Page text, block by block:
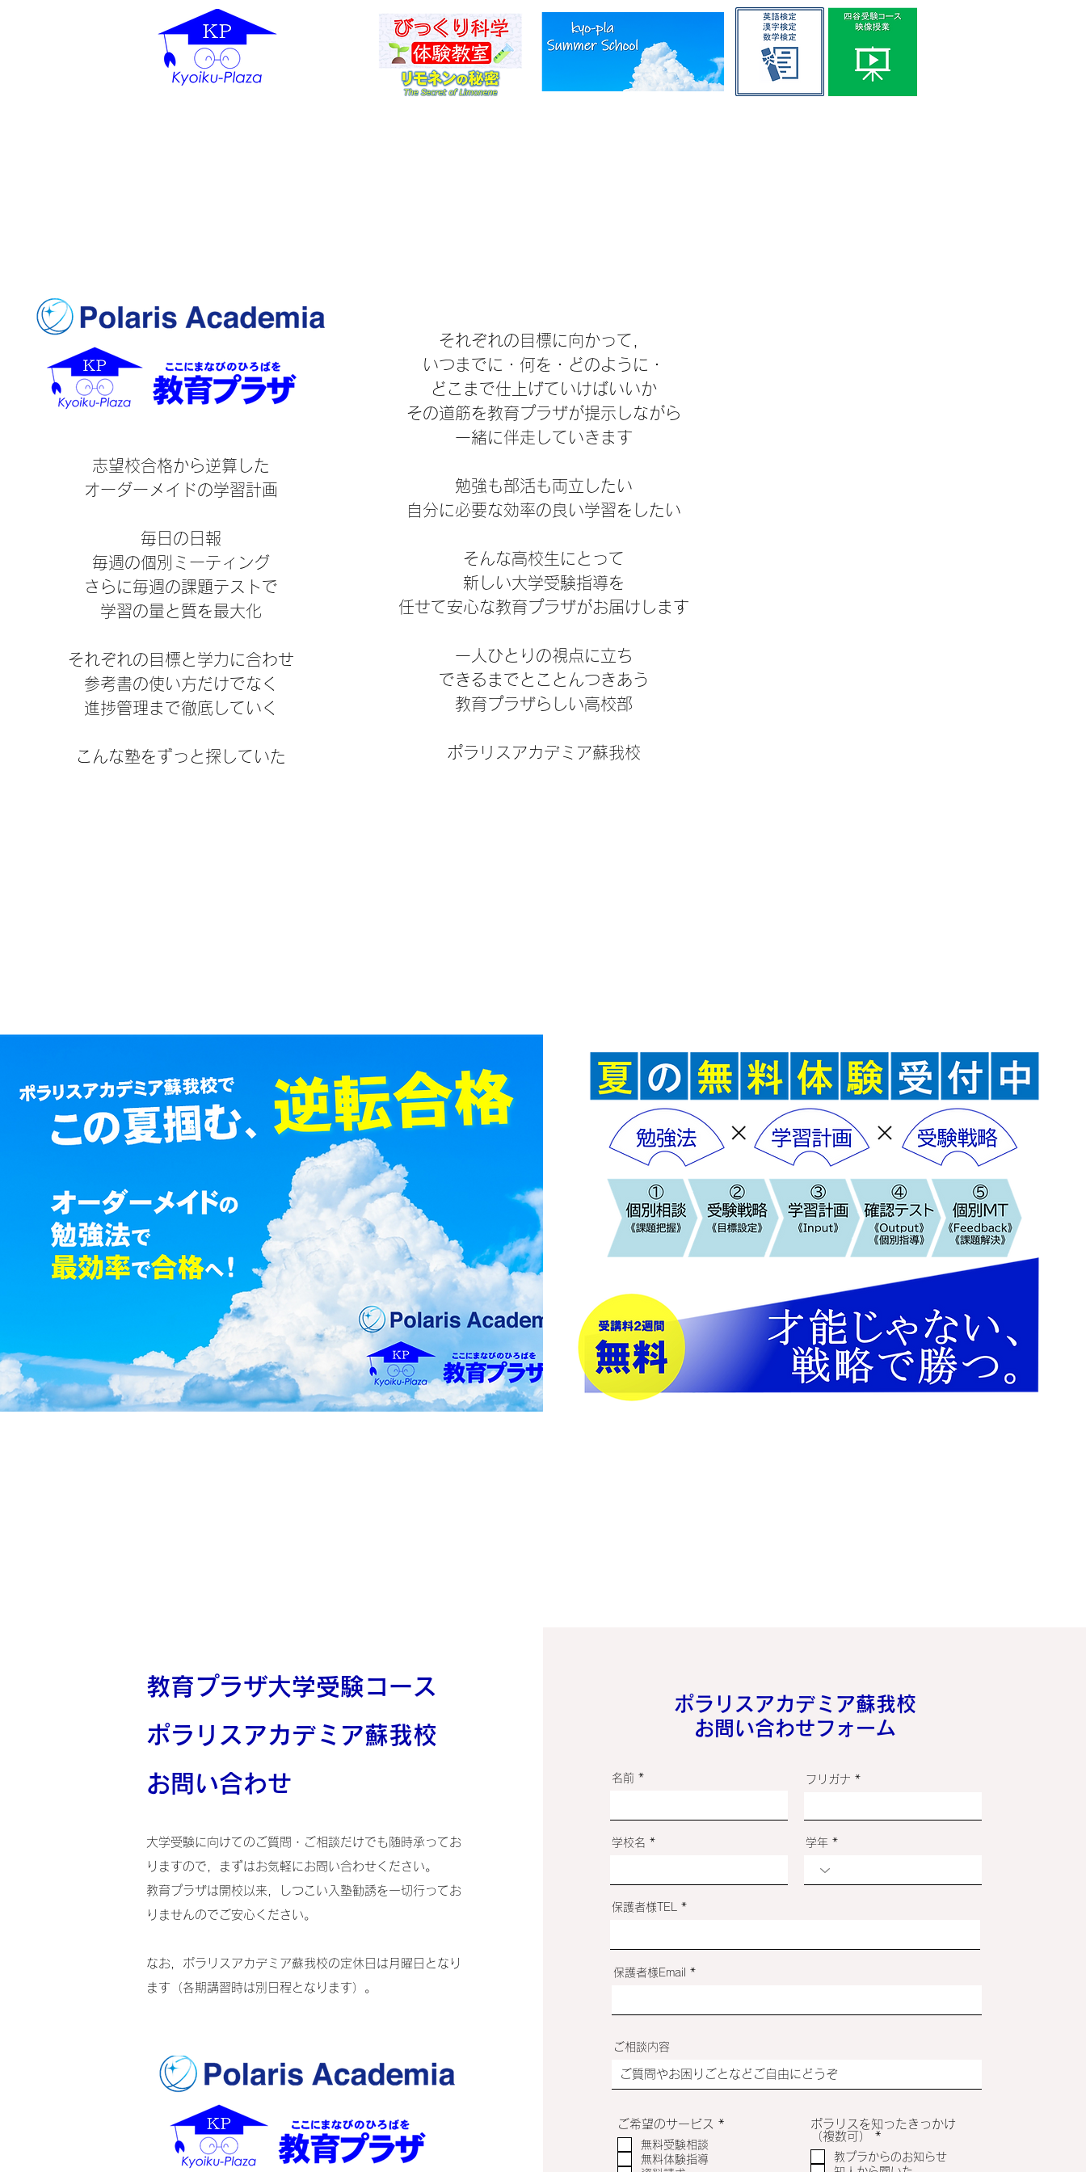
​志望校合格から逆算した
オーダーメイドの学習計画
毎日の日報
毎週の個別ミーティング
​さらに毎週の課題テストで
学習の量と質を最大化
それぞれの目標と学力に合わせ
参考書の使い方だけでなく
進捗管理まで徹底していく
こんな塾をずっと探していた
それぞれの目標に向かって，
いつまでに・何を・どのように・
どこまで仕上げていけばいいか
その道筋を教育プラザが提示しながら
一緒に伴走していきます
勉強も部活も両立したい
自分に必要な効率の良い学習をしたい
そんな高校生にとって
新しい大学受験指導を
任せて安心な教育プラザがお届けします
​​一人ひとりの視点に立ち
できるまでとことんつきあう
教育プラザらしい高校部
ポラリスアカデミア蘇我校
教育プラザ大学受験コース
​ポラリスアカデミア蘇我校
​お問い合わせ
大学受験に向けてのご質問・ご相談だけでも随時承ってお
りますので，まずはお気軽にお問い合わせください。
教育プラザは開校以来，しつこい入塾勧誘を一切行ってお
りませんのでご安心ください。
​なお，ポラリスアカデミア蘇我校の定休日は月曜日となり
ます（各期講習時は別日程となります）。
​ポラリスアカデミア蘇我校
​お問い合わせフォーム
名前 フリガナ
学校名 学年
保護者様TEL
保護者様Email
ご相談内容
ご希望のサービス *
無料受験相談
無料体験指導
ポラリスを知ったきっかけ
（複数可）
*
項
教プラからのお知らせ